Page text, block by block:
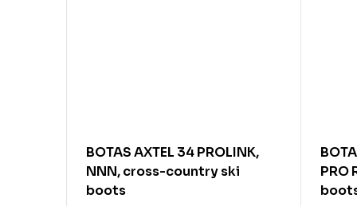
BOTAS AXTEL 34 PROLINK,
NNN, cross-country ski
boots
PRO